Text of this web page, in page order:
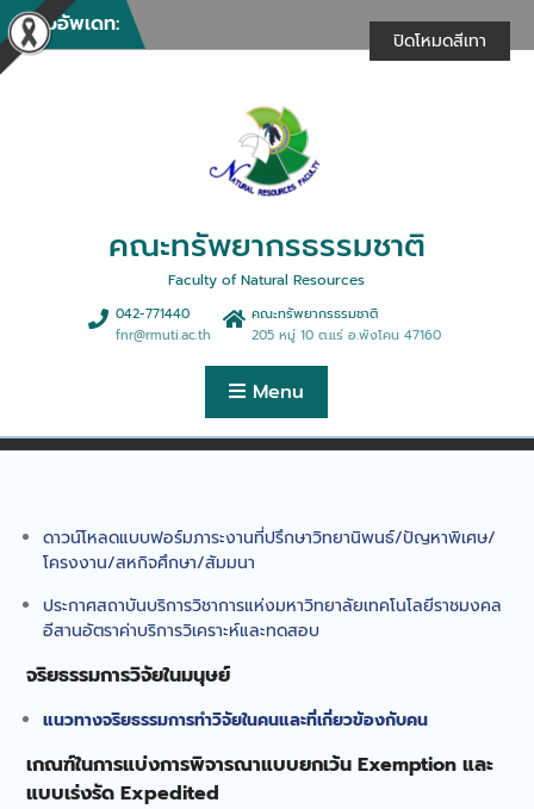
Skip
to
content
ข่าวอัพเดท:
น้ำใจไทสกล (งานกาชาด)
ประจำปี 2569
บริการวิชาการในการฝึกอบรม
เชิงปฏิบัติการ “การพัฒนา
ศักยภาพด้านธุรกิจฯ”
คณะทรัพยากรธรรมชาติจัด
กิจกรรมทำบุญตักบาตรเนื่อง
คณะทรัพยากรธรรมชาติร่วม
ดำเนินการจัดฝึกอบรม
หลักสูตรการนวดตอกเส้นเพื่อ
สุขภาพ 30 ชั่วโมง
จัดการฟาร์มและธุรกิจประมง
คณะทรัพยากรธรรมชาติให้การ
คณะทรัพยากรธรรมชาติจัด
คณะทรัพยากรธรรมชาติให้การ
ต้อนรับสำนักงานพลังงาน
วิชาการด้านการการแพทย์แผน
คณะทรัพยากรธรรมชาติออก
คณะทรัพยากรธรรมชาติ
Faculty of Natural Resources
042-771440
fnr@rmuti.ac.th
คณะทรัพยากรธรมชาติ
205 หมู่ 10 ต.แร่ อ.พังโคน 47160
Menu
ดาวน์โหลดแบบฟอร์มภาระงานที่ปรึกษาวิทยานิพนธ์/ปัญหาพิเศษ/
โครงงาน/สหกิจศึกษา/สัมมนา
ประกาศสถาบันบริการวิชาการแห่งมหาวิทยาลัยเทคโนโลยีราชมงคล
อีสานอัตราค่าบริการวิเคราะห์และทดสอบ
จริยธรรมการวิจัยในมนุษย์
แนวทางจริยธรรมการทำวิจัยในคนและที่เกี่ยวข้องกับคน
เกณฑ์ในการแบ่งการพิจารณาแบบยกเว้น Exemption และ
แบบเร่งรัด Expedited
ปิดโหมดสีเทา